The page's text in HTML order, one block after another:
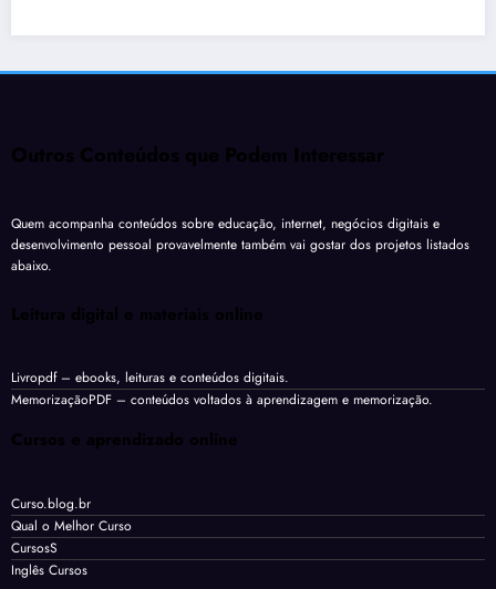
Outros Conteúdos que Podem Interessar
Quem acompanha conteúdos sobre educação, internet, negócios digitais e
desenvolvimento pessoal provavelmente também vai gostar dos projetos listados
abaixo.
Leitura digital e materiais online
Livropdf– ebooks, leituras e conteúdos digitais.
MemorizaçãoPDF – conteúdos voltados à aprendizagem e memorização.
Cursos e aprendizado online
Curso.blog.br
Qual o Melhor Curso
CursosS
Inglês Cursos